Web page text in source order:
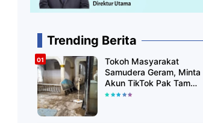
Trending Berita
Tokoh Masyarakat
Samudera Geram, Minta
Akun TikTok Pak Tam
Tak Tebar Harapan